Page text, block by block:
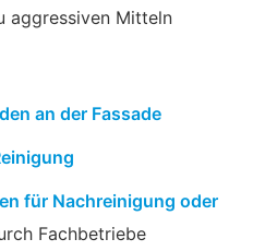
aggressiven Mitteln
an der Fassade
für Nachreinigung oder
Fachbetriebe